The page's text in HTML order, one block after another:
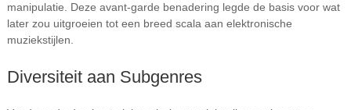
manipulatie. Deze avant-garde benadering legde de basis voor wat
later zou uitgroeien tot een breed scala aan elektronische
muziekstijlen.
Diversiteit aan Subgenres